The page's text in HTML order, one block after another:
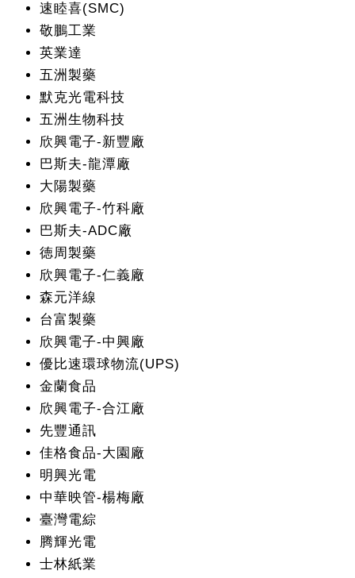
速睦喜(SMC)
敬鵬工業
英業達
五洲製藥
默克光電科技
五洲生物科技
欣興電子-新豐廠
巴斯夫-龍潭廠
大陽製藥
欣興電子-竹科廠
巴斯夫-ADC廠
徳周製藥
欣興電子-仁義廠
森元洋線
台富製藥
欣興電子-中興廠
優比速環球物流(UPS)
金蘭食品
欣興電子-合江廠
先豐通訊
佳格食品-大園廠
明興光電
中華映管-楊梅廠
臺灣電綜
腾輝光電
士林紙業